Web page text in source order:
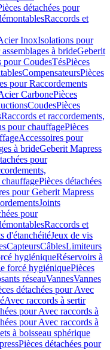
détachées pour
Raccords et
InoxIsolations pour
à brideGeberit
pour CoudesTésPièces
CompensateursPièces
pour Raccordements
CarbonePièces
CoudesPièces
Raccords et raccordements,
pour chauffagePièces
Accessoires pour
à brideGeberit Mapress
pour
Pièces détachées
pour Geberit Mapress
Joints
pour
Raccords et
d'étanchéitéJeux de vis
CapteursCâblesLimiteurs
hygiéniqueRéservoirs à
forcé hygiéniquePièces
réseauVannesVannes
détachées pour Avec
Avec raccords à sertir
pour Avec raccords à
pour Avec raccords à
à boisseau sphérique
Pièces détachées pour